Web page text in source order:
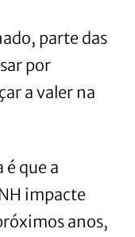
parte das
por
a valer na
que a
impacte
anos,